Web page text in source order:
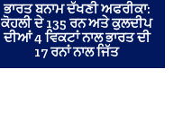
ਭਾਰਤ ਬਨਾਮ ਦੱਖਣੀ ਅਫਰੀਕਾ:
ਕੋਹਲੀ ਦੇ 135 ਰਨ ਅਤੇ ਕੁਲਦੀਪ
ਦੀਆਂ 4 ਵਿਕਟਾਂ ਨਾਲ ਭਾਰਤ ਦੀ
17 ਰਨਾਂ ਨਾਲ ਜਿੱਤ